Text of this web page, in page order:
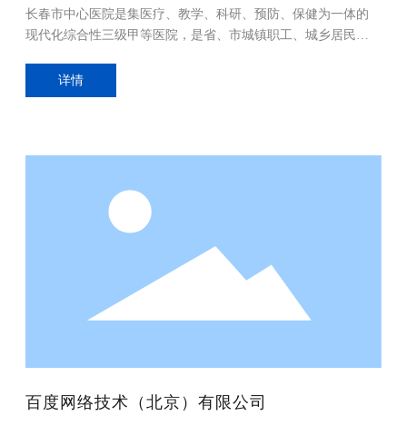
长春市中心医院是集医疗、教学、科研、预防、保健为一体的
现代化综合性三级甲等医院，是省、市城镇职工、城乡居民基
中心项目——首都医科大学附属北京安贞医院吉林医院依托医
院、国家级胸痛中心、国家住院医师规范化培训基地、吉林省
详情
百度网络技术（北京）有限公司